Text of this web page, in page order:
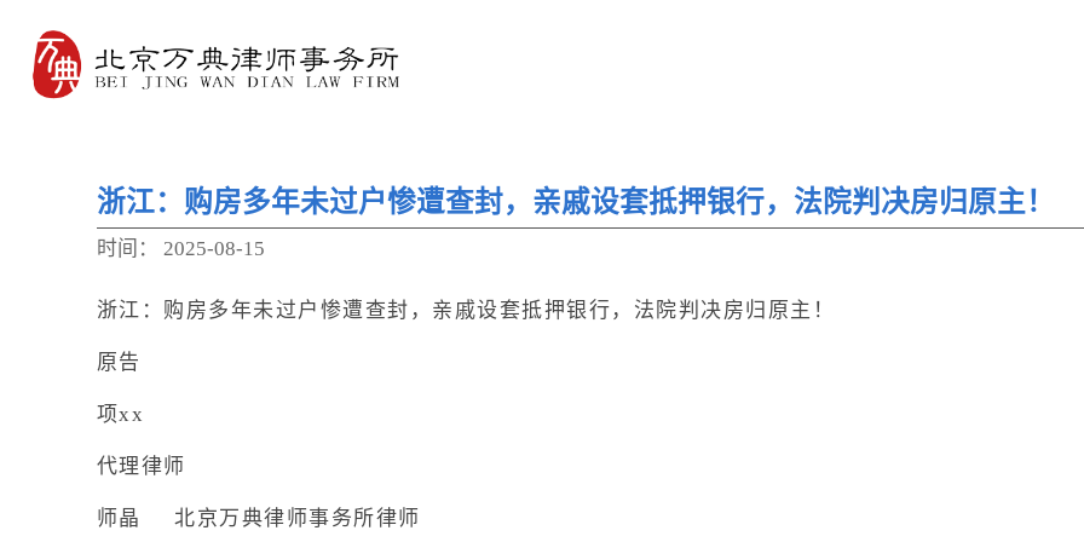
浙江：购房多年未过户惨遭查封，亲戚设套抵押银行，法院判决房归原主！
时间： 2025-08-15
浙江：购房多年未过户惨遭查封，亲戚设套抵押银行，法院判决房归原主！
原告
项xx
代理律师
师晶 北京万典律师事务所律师